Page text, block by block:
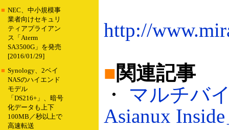
■ NEC、中小規模事
業者向けセキュリ
ティアプライアン
ス「Aterm
SA3500G」を発売
[2016/01/29]
■ Synology、2ベイ
NASのハイエンド
モデル
「DS216+」、暗号
化データも上下
100MB／秒以上で
高速転送
http://
■関連記事
・ マルチバ
Asianux